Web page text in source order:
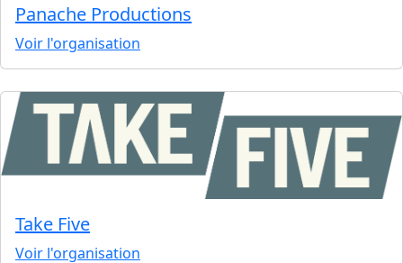
Panache Productions
Voir l'organisation
Take Five
Voir l'organisation